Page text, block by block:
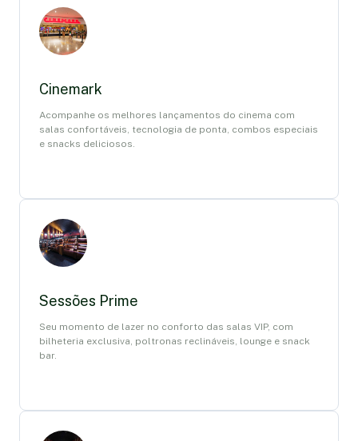
Cinemark
Acompanhe os melhores lançamentos do cinema com
salas confortáveis, tecnologia de ponta, combos especiais
e snacks deliciosos.
Sessões Prime
Seu momento de lazer no conforto das salas VIP, com
bilheteria exclusiva, poltronas reclináveis, lounge e snack
bar.